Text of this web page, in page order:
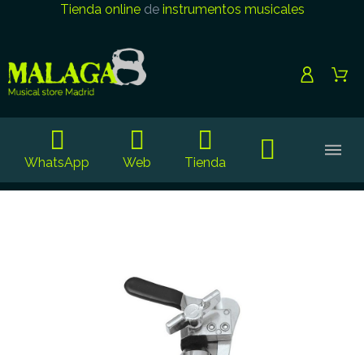
Tienda onlinede instrumentos musicales
WhatsApp Web Tienda